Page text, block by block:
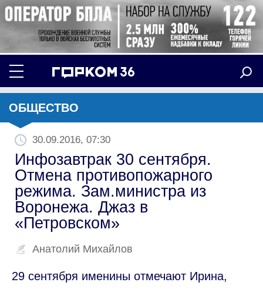
ОБЩЕСТВО
30.09.2016, 07:30
Инфозавтрак 30 сентября.
Отмена противопожарного
режима. Зам.министра из
Воронежа. Джаз в
«Петровском»
Анатолий Михайлов
29 сентября именины отмечают Ирина,